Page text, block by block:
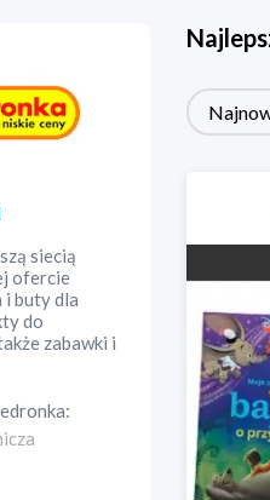
siecią
ofercie
i buty dla
do
zabawki i
: